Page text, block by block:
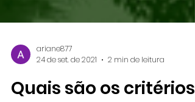
ariane877
24 de set. de 2021
2 min de leitura